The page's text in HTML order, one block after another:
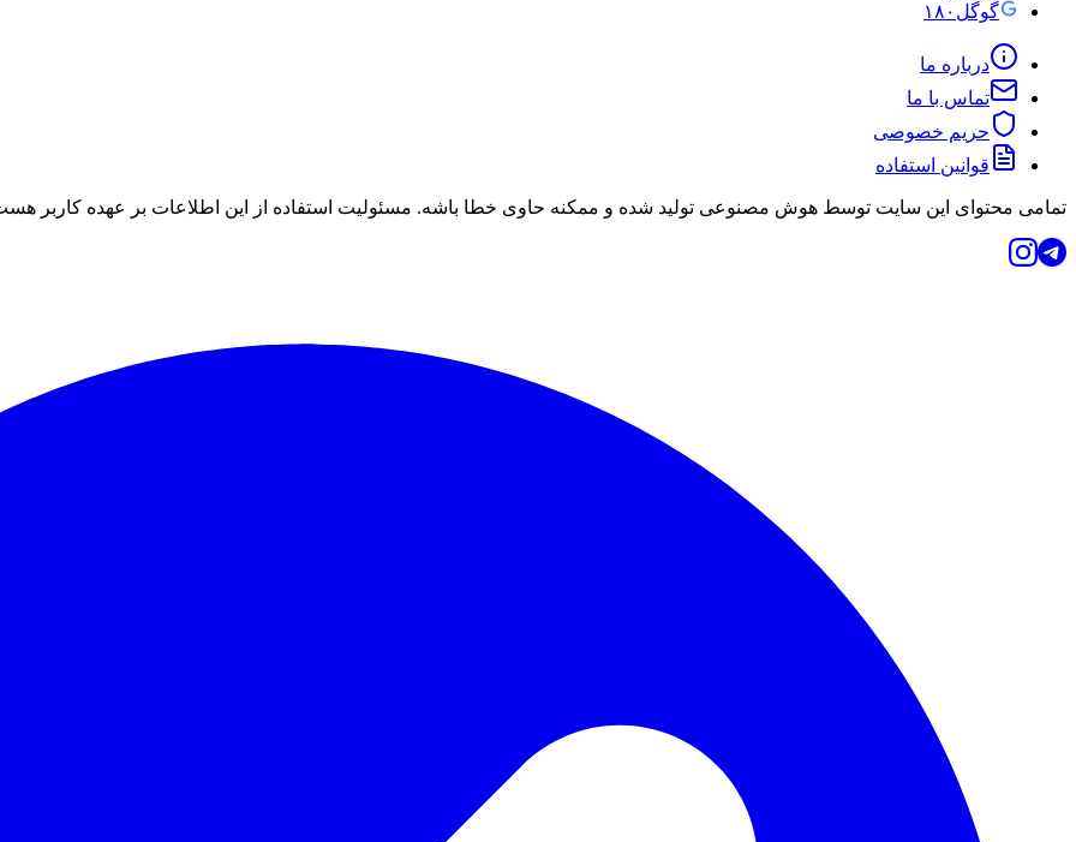
گوگل ۱۸۰
درباره ما
تماس با ما
حریم خصوصی
قوانین استفاده
تمامی محتوای این سایت توسط هوش مصنوعی تولید شده و ممکنه حاوی خطا باشه. مسئولیت استفاده از این اطلاعات بر عهده کاربر